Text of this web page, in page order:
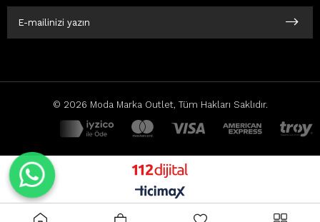
© 2026 Moda Marka Outlet, Tüm Hakları Saklıdır.